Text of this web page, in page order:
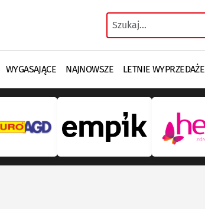
WYGASAJĄCE NAJNOWSZE LETNIE WYPRZEDAŻE